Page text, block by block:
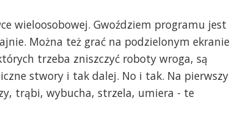
wieloosobowej. Gwoździem programu jest
Można też grać na podzielonym ekranie
trzeba zniszczyć roboty wroga, są
stwory i tak dalej. No i tak. Na pierwszy
trąbi, wybucha, strzela, umiera - te